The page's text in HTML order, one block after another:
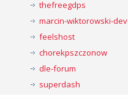
thefreegdps
marcin-wiktorowski-dev
feelshost
chorekpszczonow
dle-forum
superdash